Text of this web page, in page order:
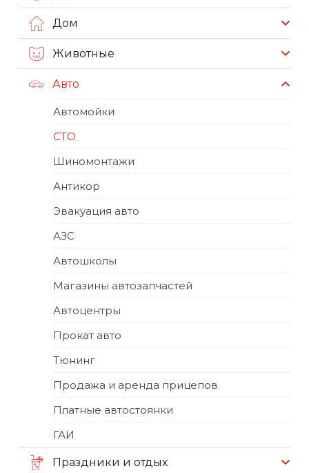
Дом
Животные
Авто
Автомойки
СТО
Шиномонтажи
Антикор
Эвакуация авто
АЗС
Автошколы
Магазины автозапчастей
Автоцентры
Прокат авто
Тюнинг
Продажа и аренда прицепов
Платные автостоянки
ГАИ
Праздники и отдых